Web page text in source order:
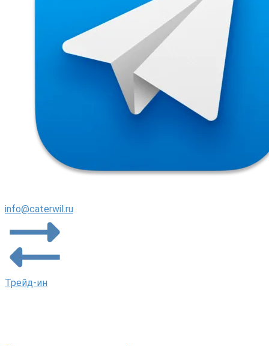
info@caterwil.ru
Трейд-ин